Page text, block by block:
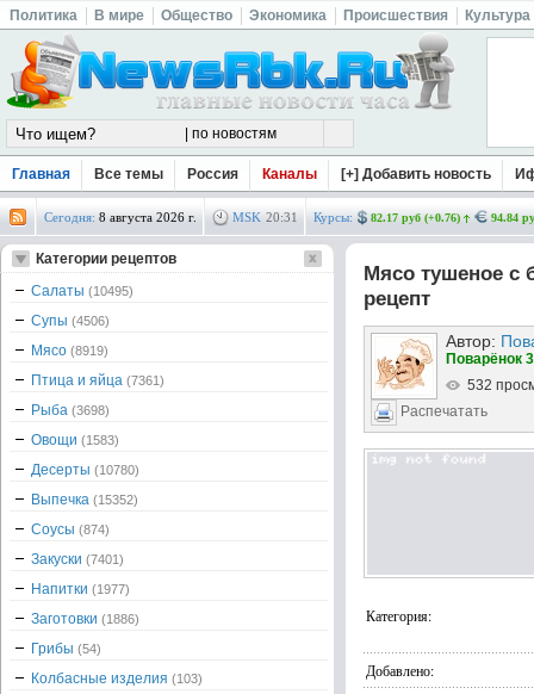
Политика В мире Общество Экономика Происшествия Культура
Главная Все темы Россия Каналы [+] Добавить новость
Сегодня: 8 августа 2026 г. MSK 20:31 Курсы: 82.17 руб (+0.76) 94.84
Мясо тушеное с
рецепт
Автор:
Поварёнок
532
Распечатать
Категория:
Добавлено:
Категории рецептов
Салаты (10495)
Супы (4506)
Мясо (8919)
Птица и яйца (7361)
Рыба (3698)
Овощи (1583)
Десерты (10780)
Выпечка (15352)
Соусы (874)
Закуски (7401)
Напитки (1977)
Заготовки (1886)
Грибы (54)
Колбасные изделия (103)